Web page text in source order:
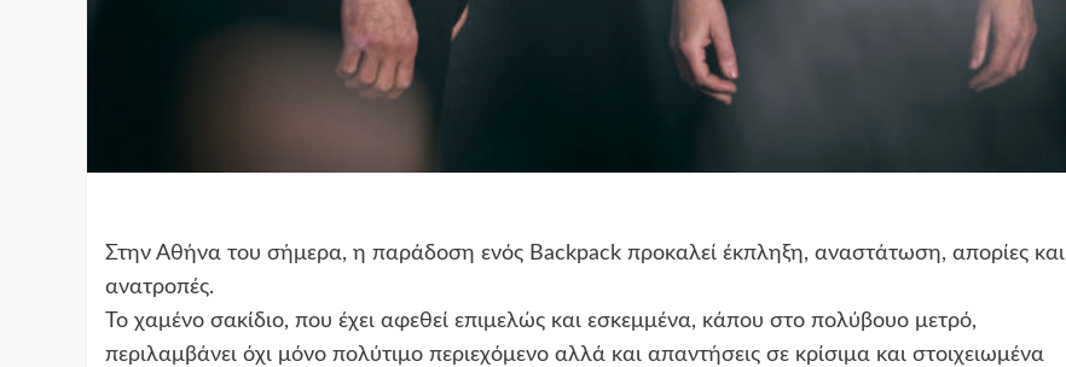
Στην Αθήνα του σήμερα, η παράδοση ενός Backpack προκαλεί έκπληξη, αναστάτωση, απορίες και
ανατροπές.
Το χαμένο σακίδιο, που έχει αφεθεί επιμελώς και εσκεμμένα, κάπου στο πολύβουο μετρό,
περιλαμβάνει όχι μόνο πολύτιμο περιεχόμενο αλλά και απαντήσεις σε κρίσιμα και στοιχειωμένα